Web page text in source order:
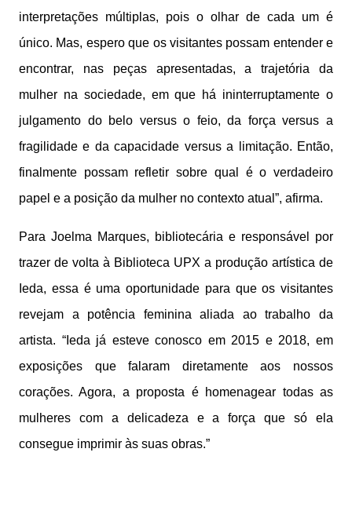
interpretações múltiplas, pois o olhar de cada um é
único. Mas, espero que os visitantes possam entender e
encontrar, nas peças apresentadas, a trajetória da
mulher na sociedade, em que há ininterruptamente o
julgamento do belo versus o feio, da força versus a
fragilidade e da capacidade versus a limitação. Então,
finalmente possam refletir sobre qual é o verdadeiro
papel e a posição da mulher no contexto atual”, afirma.
Para Joelma Marques, bibliotecária e responsável por
trazer de volta à Biblioteca UPX a produção artística de
Ieda, essa é uma oportunidade para que os visitantes
revejam a potência feminina aliada ao trabalho da
artista. “Ieda já esteve conosco em 2015 e 2018, em
exposições que falaram diretamente aos nossos
corações. Agora, a proposta é homenagear todas as
mulheres com a delicadeza e a força que só ela
consegue imprimir às suas obras.”